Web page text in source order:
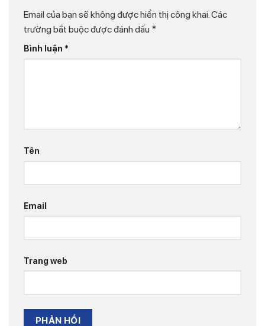
Email của bạn sẽ không được hiển thị công khai.Các
trường bắt buộc được đánh dấu *
Bình luận *
Tên
Email
Trang web